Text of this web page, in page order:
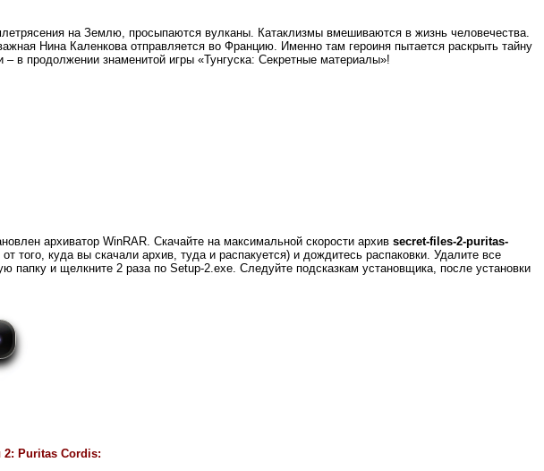
на Землю, просыпаются вулканы. Катаклизмы вмешиваются в жизнь человечества.
Нина Каленкова отправляется во Францию. Именно там героиня пытается раскрыть тайну
в продолжении знаменитой игры «Тунгуска: Секретные материалы»!
архиватор WinRAR. Скачайте на максимальной скорости архив secret-files-2-puritas-
того, куда вы скачали архив, туда и распакуется) и дождитесь распаковки. Удалите все
и щелкните 2 раза по Setup-2.exe. Следуйте подсказкам установщика, после установки
Puritas Cordis: